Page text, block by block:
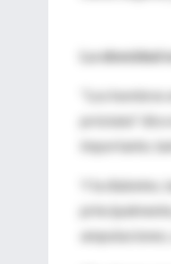
La obesidad
"Los
próstata" dice
importante,
Y la